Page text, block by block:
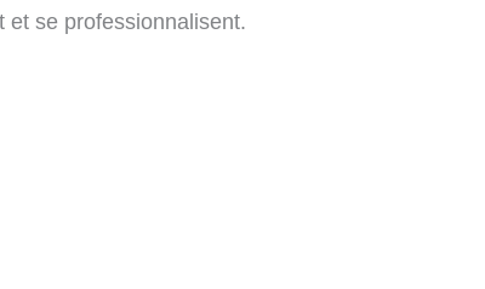
et se professionnalisent.